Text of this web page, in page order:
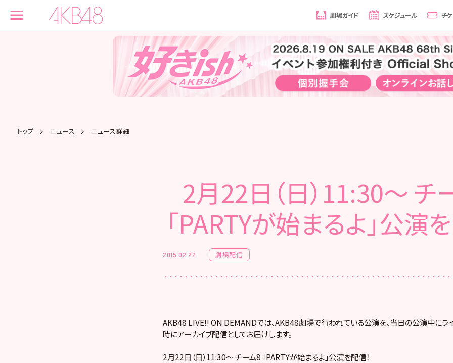
劇場ガイド スケジュール チ
トップ ニュース ニュース詳細
2月22日（日）11:30～ チ
「PARTYが始まるよ」公演
2015.02.22 劇場配信
AKB48 LIVE!! ON DEMANDでは、AKB48劇場で行われている公演を、当日の公演中にラ
時にアーカイブ配信としてお届けします。
2月22日（日）11:30～ チーム8 「PARTYが始まるよ」公演を配信！